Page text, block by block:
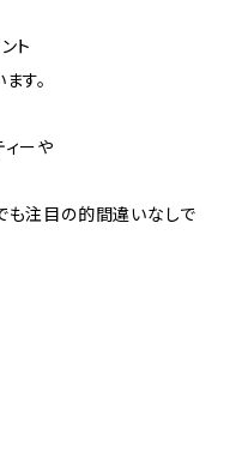
ト
す。
ィーや
も注目の的間違いなしで